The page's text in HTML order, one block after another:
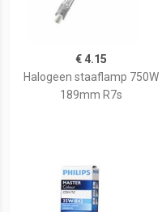
€ 4.15
Halogeen staaflamp 750W
189mm R7s